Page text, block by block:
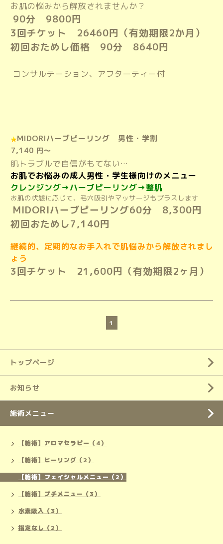
お肌の悩みから解放されませんか？
90分 9800円
3回チケット 26460円（有効期限2か月）
初回おためし価格 90分 8640円
コンサルテーション、アフターティー付
MIDORIハーブピーリング 男性・学割
7,140 円～
肌トラブルで自信がもてない…
お肌でお悩みの成人男性・学生様向けのメニュー
クレンジング→ハーブピーリング→整肌
お肌の状態に応じて、毛穴吸引やマッサージもプラスします
MIDORIハーブピーリング60分 8,300円
初回おためし7,140円
継続的、定期的なお手入れで肌悩みから解放されまし
ょう
3回チケット 21,600円（有効期限2ヶ月）
1
トップページ
お知らせ
施術メニュー
【施術】アロマセラピー（4）
【施術】ヒーリング（2）
【施術】フェイシャルメニュー（2）
【施術】プチメニュー（3）
水素吸入（3）
指定なし（2）